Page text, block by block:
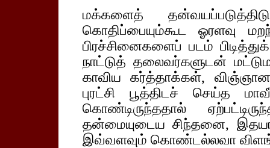
மக்களைத்
கொதிப்பையும்கூட ஓரளவு
பிரச்சினைகளைப் படம்
நாட்டுத் தலைவர்களுடன்
காவிய கர்த்தாக்கள்,
புரட்சி பூத்திடச் செய்த
கொண்டிருந்ததால்
தன்மையுடைய சிந்தனை,
இவ்வளவும் கொண்டல்லவா